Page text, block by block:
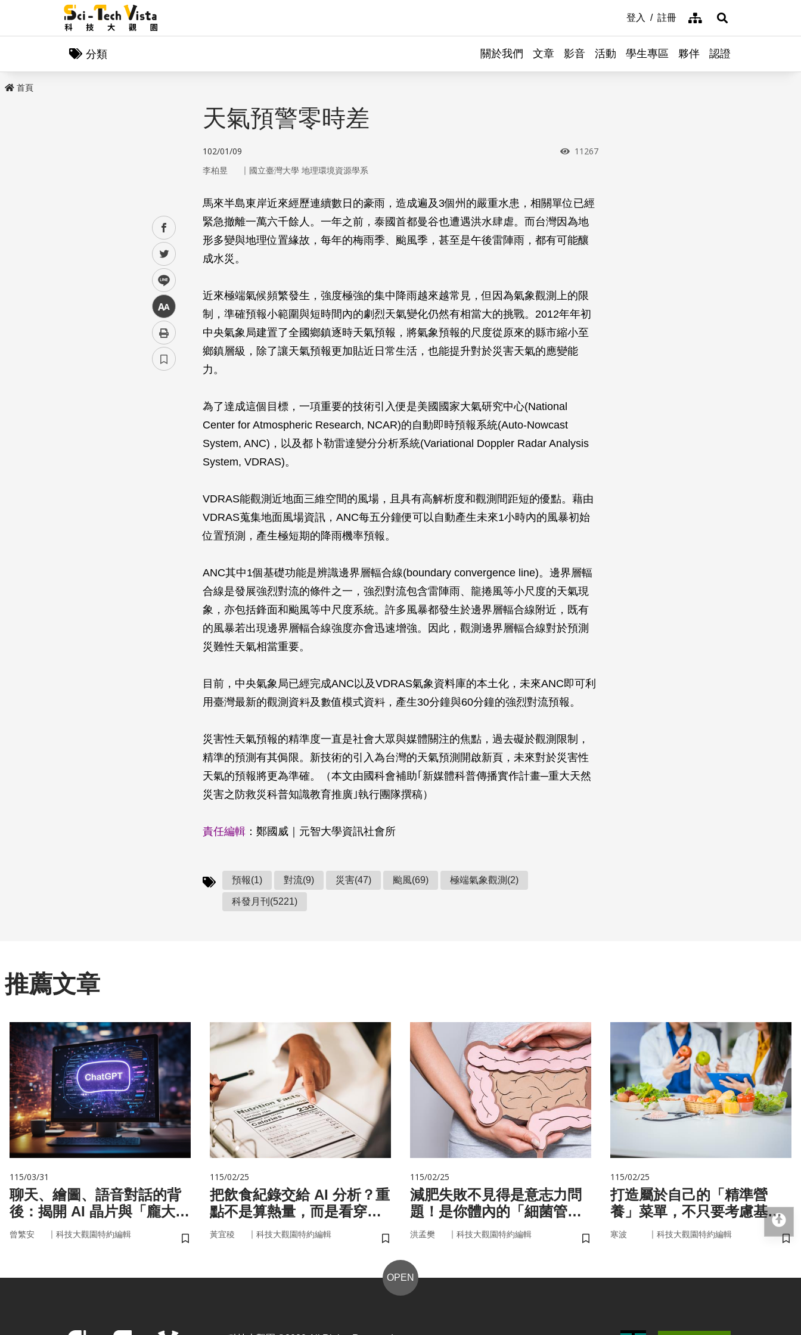
登入 註冊 網站導覽展開搜尋
分類 關於我們 文章 影音 活動 學生專區 夥伴 認證
首頁
facebook
twitter
line
中
天氣預警零時差
102/01/09 瀏覽次數
11267
李柏昱 ｜ 國立臺灣大學 地理環境資源學系
馬來半島東岸近來經歷連續數日的豪雨，造成遍及3個州的嚴重水患，相關單位已經
緊急撤離一萬六千餘人。一年之前，泰國首都曼谷也遭遇洪水肆虐。而台灣因為地
形多變與地理位置緣故，每年的梅雨季、颱風季，甚至是午後雷陣雨，都有可能釀
成水災。
近來極端氣候頻繁發生，強度極強的集中降雨越來越常見，但因為氣象觀測上的限
制，準確預報小範圍與短時間內的劇烈天氣變化仍然有相當大的挑戰。2012年年初
中央氣象局建置了全國鄉鎮逐時天氣預報，將氣象預報的尺度從原來的縣市縮小至
鄉鎮層級，除了讓天氣預報更加貼近日常生活，也能提升對於災害天氣的應變能
力。
為了達成這個目標，一項重要的技術引入便是美國國家大氣研究中心(National
Center for Atmospheric Research, NCAR)的自動即時預報系統(Auto-Nowcast
System, ANC)，以及都卜勒雷達變分分析系統(Variational Doppler Radar Analysis
System, VDRAS)。
VDRAS能觀測近地面三維空間的風場，且具有高解析度和觀測間距短的優點。藉由
VDRAS蒐集地面風場資訊，ANC每五分鐘便可以自動產生未來1小時內的風暴初始
位置預測，產生極短期的降雨機率預報。
ANC其中1個基礎功能是辨識邊界層輻合線(boundary convergence line)。邊界層輻
合線是發展強烈對流的條件之一，強烈對流包含雷陣雨、龍捲風等小尺度的天氣現
象，亦包括鋒面和颱風等中尺度系統。許多風暴都發生於邊界層輻合線附近，既有
的風暴若出現邊界層輻合線強度亦會迅速增強。因此，觀測邊界層輻合線對於預測
災難性天氣相當重要。
目前，中央氣象局已經完成ANC以及VDRAS氣象資料庫的本土化，未來ANC即可利
用臺灣最新的觀測資料及數值模式資料，產生30分鐘與60分鐘的強烈對流預報。
災害性天氣預報的精準度一直是社會大眾與媒體關注的焦點，過去礙於觀測限制，
精準的預測有其侷限。新技術的引入為台灣的天氣預測開啟新頁，未來對於災害性
天氣的預報將更為準確。（本文由國科會補助｢新媒體科普傳播實作計畫─重大天然
災害之防救災科普知識教育推廣｣執行團隊撰稿）
責任編輯 ：鄭國威｜元智大學資訊社會所
預報(1) 對流(9) 災害(47) 颱風(69) 極端氣象觀測(2)
科發月刊(5221)
推薦文章
115/03/31
聊天、繪圖、語音對話的背
後：揭開 AI 晶片與「龐大算
力」的真面目
曾繁安 ｜ 科技大觀園特約編輯
儲存書籤
115/02/25
把飲食紀錄交給 AI 分析？重
點不是算熱量，而是看穿你
的「飲食習慣」
黃宜稜 ｜ 科技大觀園特約編輯
儲存書籤
115/02/25
減肥失敗不見得是意志力問
題！是你體內的「細菌管
家」在幫你囤油
洪孟樊 ｜ 科技大觀園特約編輯
儲存書籤
115/02/25
打造屬於自己的「精準營
養」菜單，不只要考慮基
因，關鍵更在腸道微生物
寒波 ｜ 科技大觀園特約編輯
儲
OPEN
回